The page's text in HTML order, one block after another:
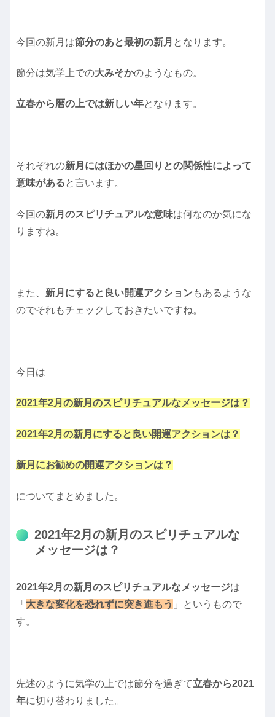
今回の新月は節分のあと最初の新月 となります。
節分は気学上での大みそかのようなもの。
立春から暦の上では新しい年となります。
それぞれの新月にはほかの星回りとの関係性によって
意味があると言います。
今回の新月のスピリチュアルな意味は何なのか気にな
りますね。
また、 新月にすると良い開運アクションもあるような
のでそれもチェックしておきたいですね。
今日は
2021年2月の新月のスピリチュアルなメッセージは？
2021年2月の新月にすると良い開運アクションは？
新月にお勧めの開運アクションは？
についてまとめました。
2021年2月の新月のスピリチュアルな
メッセージは？
2021年2月の新月のスピリチュアルなメッセージは
「 大きな変化を恐れずに突き進もう 」というもので
す。
先述のように気学の上では節分を過ぎて立春から2021
年に切り替わりました。